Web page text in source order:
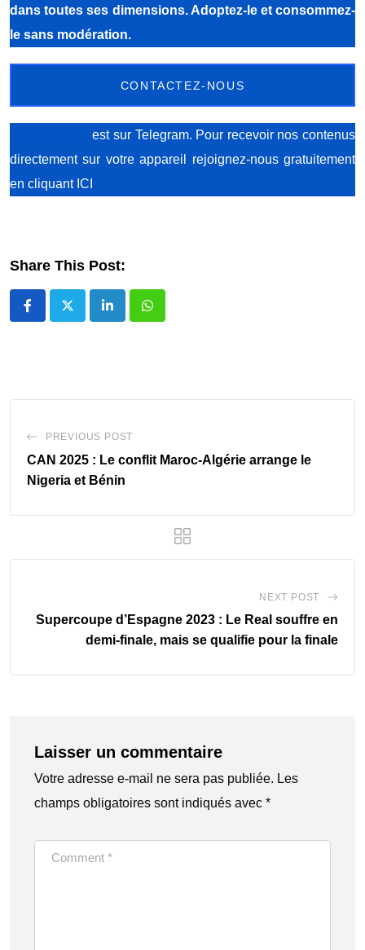
dans toutes ses dimensions. Adoptez-le et consommez-
le sans modération.
CONTACTEZ-NOUS
est sur Telegram. Pour recevoir nos contenus
directement sur votre appareil rejoignez-nous gratuitement
en cliquant ICI
Share This Post:
LinkedIn Whatsapp
PREVIOUS POST
CAN 2025 : Le conflit Maroc-Algérie arrange le
Nigeria et Bénin
NEXT POST
Supercoupe d’Espagne 2023 : Le Real souffre en
demi-finale, mais se qualifie pour la finale
Laisser un commentaire
Votre adresse e-mail ne sera pas publiée. Les
champs obligatoires sont indiqués avec *